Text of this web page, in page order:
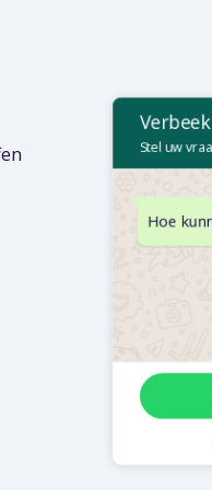
Stel uw
Hoe